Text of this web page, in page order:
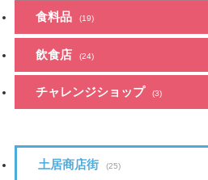
食料品 (19)
飲食店 (24)
チャレンジショップ (3)
土居商店街 (25)